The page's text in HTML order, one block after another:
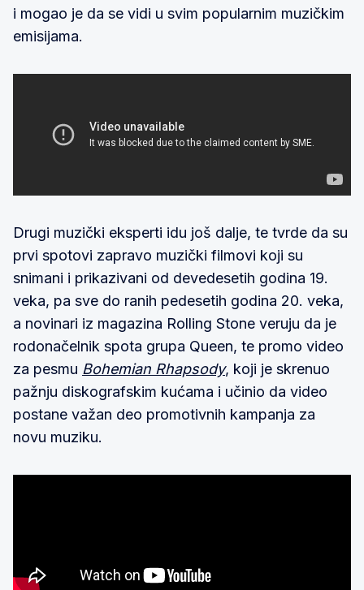
i mogao je da se vidi u svim popularnim muzičkim
emisijama.
Drugi muzički eksperti idu još dalje, te tvrde da su
prvi spotovi zapravo muzički filmovi koji su
snimani i prikazivani od devedesetih godina 19.
veka, pa sve do ranih pedesetih godina 20. veka,
a novinari iz magazina Rolling Stone veruju da je
rodonačelnik spota grupa Queen, te promo video
za pesmu Bohemian Rhapsody, koji je skrenuo
pažnju diskografskim kućama i učinio da video
postane važan deo promotivnih kampanja za
novu muziku.